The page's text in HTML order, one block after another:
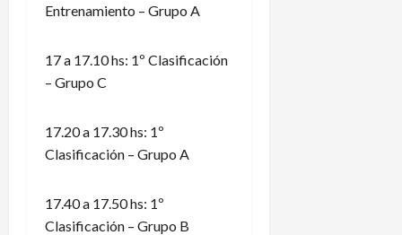
Entrenamiento – Grupo A
17 a 17.10 hs: 1º Clasificación
– Grupo C
17.20 a 17.30 hs: 1º
Clasificación – Grupo A
17.40 a 17.50 hs: 1º
Clasificación – Grupo B